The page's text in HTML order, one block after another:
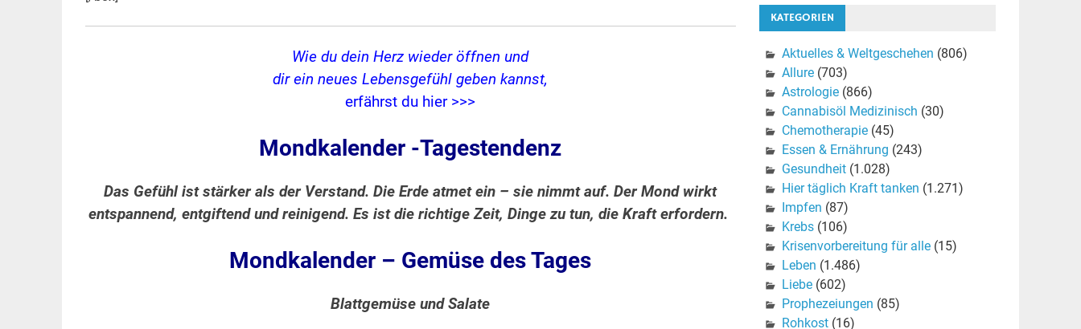
Wie du dein Herz wieder öffnen und
dir ein neues Lebensgefühl geben kannst,
erfährst du hier >>>
Mondkalender -Tagestendenz
Das Gefühl ist stärker als der Verstand. Die Erde atmet ein – sie nimmt auf. Der Mond wirkt
entspannend, entgiftend und reinigend. Es ist die richtige Zeit, Dinge zu tun, die Kraft erfordern.
Mondkalender – Gemüse des Tages
Blattgemüse und Salate
KATEGORIEN
Aktuelles & Weltgeschehen (806)
Allure(703)
Astrologie(866)
Cannabisöl Medizinisch (30)
Chemotherapie(45)
Essen & Ernährung (243)
Gesundheit(1.028)
Hier täglich Kraft tanken (1.271)
Impfen (87)
Krebs(106)
Krisenvorbereitung für alle(15)
Leben (1.486)
Liebe(602)
Prophezeiungen (85)
Rohkost(16)